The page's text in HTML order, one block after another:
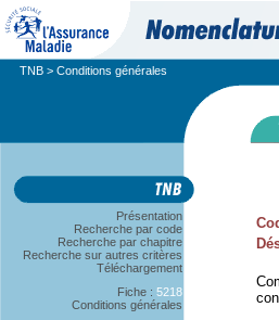
TNB > Conditions générales
Présentation
Recherche par code
Recherche par chapitre
Recherche sur autres critères
Téléchargement
Fiche : 5218
Conditions générales